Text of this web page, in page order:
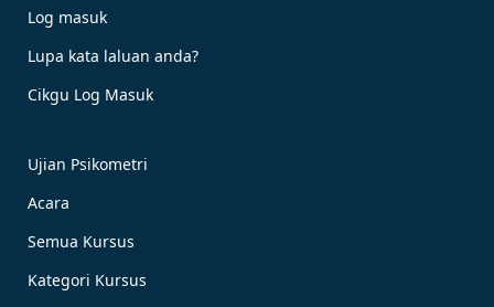
Log masuk
Lupa kata laluan anda?
Cikgu Log Masuk
Ujian Psikometri
Acara
Semua Kursus
Kategori Kursus